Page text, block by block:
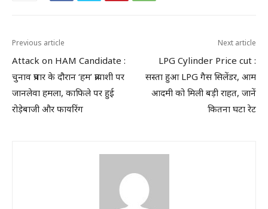
Previous article
Attack on HAM Candidate :
चुनाव प्रचार के दौरान ‘हम’ प्रत्याशी पर
जानलेवा हमला, काफिले पर हुई
रोड़ेबाजी और फायरिंग
Next article
LPG Cylinder Price cut :
सस्ता हुआ LPG गैस सिलेंडर, आम
आदमी को मिली बड़ी राहत, जानें
कितना घटा रेट